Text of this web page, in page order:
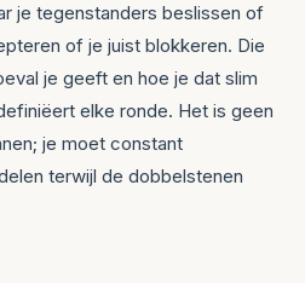
je tegenstanders beslissen of
of je juist blokkeren. Die
je geeft en hoe je dat slim
elke ronde. Het is geen
je moet constant
terwijl de dobbelstenen